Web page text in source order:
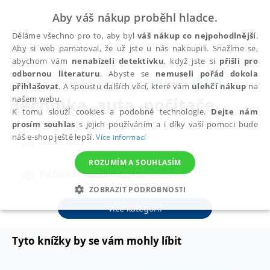
Všechny knihy Technika, auta, počítače
Technika, auta, počítače
Auto & moto (159)
Počítače a komunikace (242)
Ostatní (37) Přírodní vědy (20)
Více kategorií
Tyto knížky by se vám mohly líbit
Aby váš nákup proběhl hladce.
Děláme všechno pro to, aby bylváš nákup co nejpohodlnější.
Aby si web pamatoval, že už jste u nás nakoupili. Snažíme se,
abychom vám nenabízeli detektivku, když jste si přišli pro
odbornou literaturu. Abyste se nemuseli pořád dokola
přihlašovat. A spoustu dalších věcí, které vám ulehčí nákup na
našem webu.
K tomu slouží cookies a podobné technologie. Dejte nám
prosím souhlas s jejich používáním a i díky vaší pomoci bude
náš e-shop ještě lepší.Více informací
ROZUMÍM A SOUHLASÍM
ZOBRAZIT PODROBNOSTI
NEZBYTNÉ ANALYTICKÉ MARKETINGOVÉ
FUNKČNÍ NEZAŘAZENÉ SOUBORY